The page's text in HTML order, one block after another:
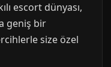
escort dünyası,
geniş bir
size özel